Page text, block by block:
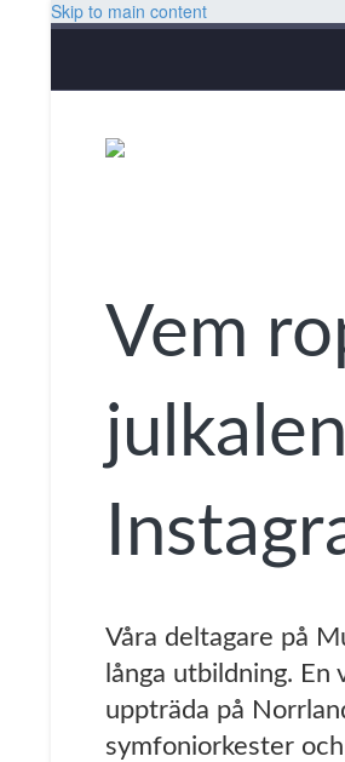
Skip to main content
Vem
Våra deltagare på
långa utbildning.
uppträda på
symfoniorkester